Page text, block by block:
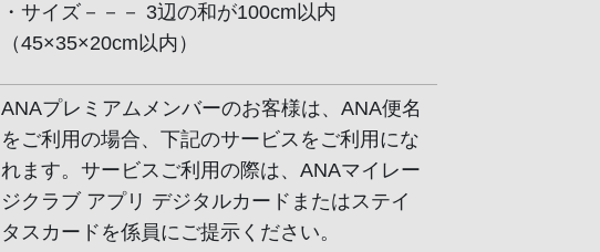
・サイズ－－－ 3辺の和が100cm以内
（45×35×20cm以内）
ANAプレミアムメンバーのお客様は、ANA便名
をご利用の場合、下記のサービスをご利用にな
れます。サービスご利用の際は、ANAマイレー
ジクラブ アプリ デジタルカードまたはステイ
タスカードを係員にご提示ください。